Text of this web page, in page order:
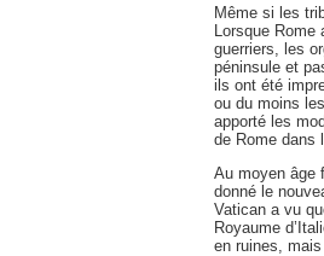
Même si les
Lorsque
guerriers, les
péninsule et
ils ont été
ou du moins
apporté les
de Rome dans
Au moyen âge
donné le
Vatican a vu
Royaume
en ruines,